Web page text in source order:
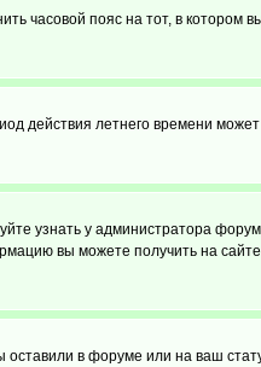
часовой пояс на тот, в котором
действия летнего времени
узнать у администратора
вы можете получить на
оставили в форуме или на ваш